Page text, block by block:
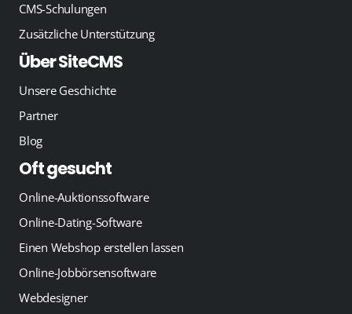
CMS-Schulungen
Zusätzliche Unterstützung
Über SiteCMS
Unsere Geschichte
Partner
Blog
Oft gesucht
Online-Auktionssoftware
Online-Dating-Software
Einen Webshop erstellen lassen
Online-Jobbörsensoftware
Webdesigner